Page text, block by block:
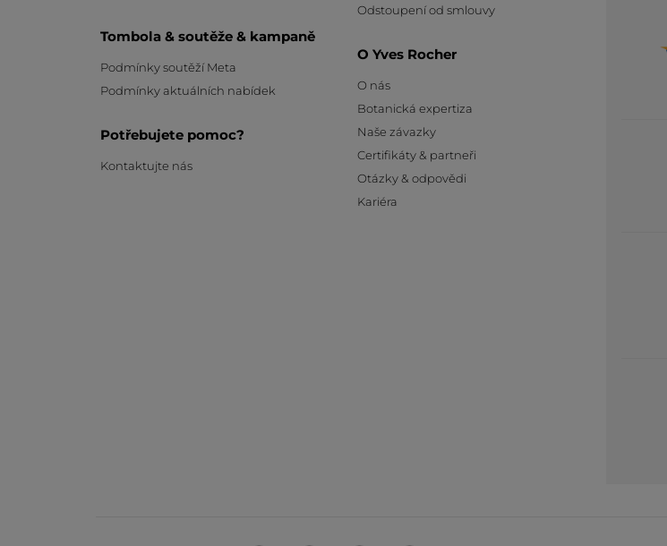
Tombola & soutěže & kampaně
Podmínky soutěží Meta
Podmínky aktuálních nabídek
Potřebujete pomoc?
Kontaktujte nás
Odstoupení od smlouvy
O Yves Rocher
O nás
Botanická expertiza
Naše závazky
Certifikáty & partneři
Otázky & odpovědi
Kariéra